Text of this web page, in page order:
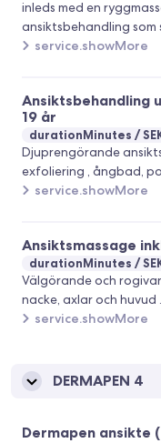
inleds med en
ansiktsbehandling som
ev problem . Ingår:
och avslutande creme
service.showMore
Ansiktsbehandling
19 år
durationMinutes
Djuprengörande
exfoliering , ångbad,
guidning av produkter
service.showMore
Ansiktsmassage
durationMinutes
Välgörande och rogivande massage som innefattar
nacke, axlar och huvud
avslutas med guldmask
service.showMore
DERMAPEN 4
Dermapen ansikte